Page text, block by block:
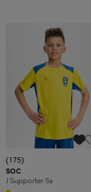
(175)
SOC
J Supporter Ss